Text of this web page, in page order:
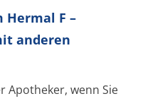
Hermal F –
anderen
Apotheker, wenn Sie